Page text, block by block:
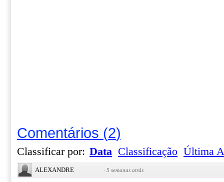
Comentários (2)
Classificar por: Data Classificação Última
ALEXANDRE · 5 semanas atrás